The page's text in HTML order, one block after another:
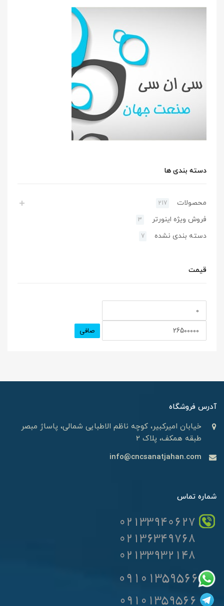
دسته بندی ها
محصولات 217
فروش ویژه اینورتر 3
دسته بندی نشده 7
قیمت
صافی
آدرس فروشگاه
خیابان امیرکبیر، کوچه ناظم الاطبایی شمالی، پاساژ مبصر
طبقه همکف، پلاک 2
info@cncsanatjahan.com
شماره تماس